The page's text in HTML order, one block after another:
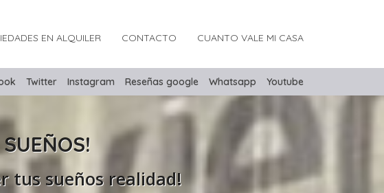
EN ALQUILER CONTACTO CUANTO VALE MI CASA
Twitter Instagram Reseñas google Whatsapp Youtube
tus sueños realidad!